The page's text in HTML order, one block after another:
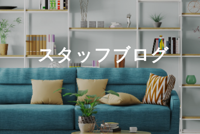
スタッフブログ